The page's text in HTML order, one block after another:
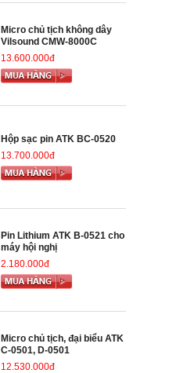
Micro chủ tịch không dây
Vilsound CMW-8000C
13.600.000đ
Hộp sạc pin ATK BC-0520
13.700.000đ
Pin Lithium ATK B-0521 cho
máy hội nghị
2.180.000đ
Micro chủ tịch, đại biểu ATK
C-0501, D-0501
12.530.000đ